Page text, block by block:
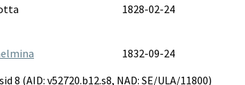
1828-02-24
1832-09-24
8 (AID: v52720.b12.s8, NAD: SE/ULA/11800)